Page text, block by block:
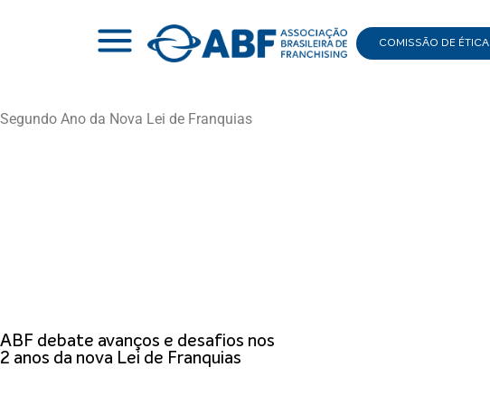
COMISSÃO DE ÉTICA
Segundo Ano da Nova Lei de Franquias
ABF debate avanços e desafios nos
2 anos da nova Lei de Franquias